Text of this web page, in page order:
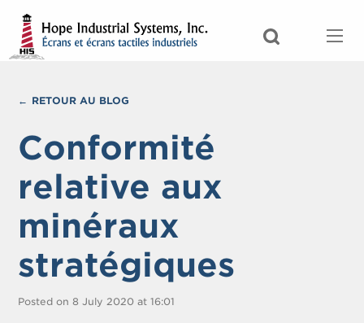
RETOUR AU BLOG
Conformité
relative aux
minéraux
stratégiques
Posted on 8 July 2020 at 16:01